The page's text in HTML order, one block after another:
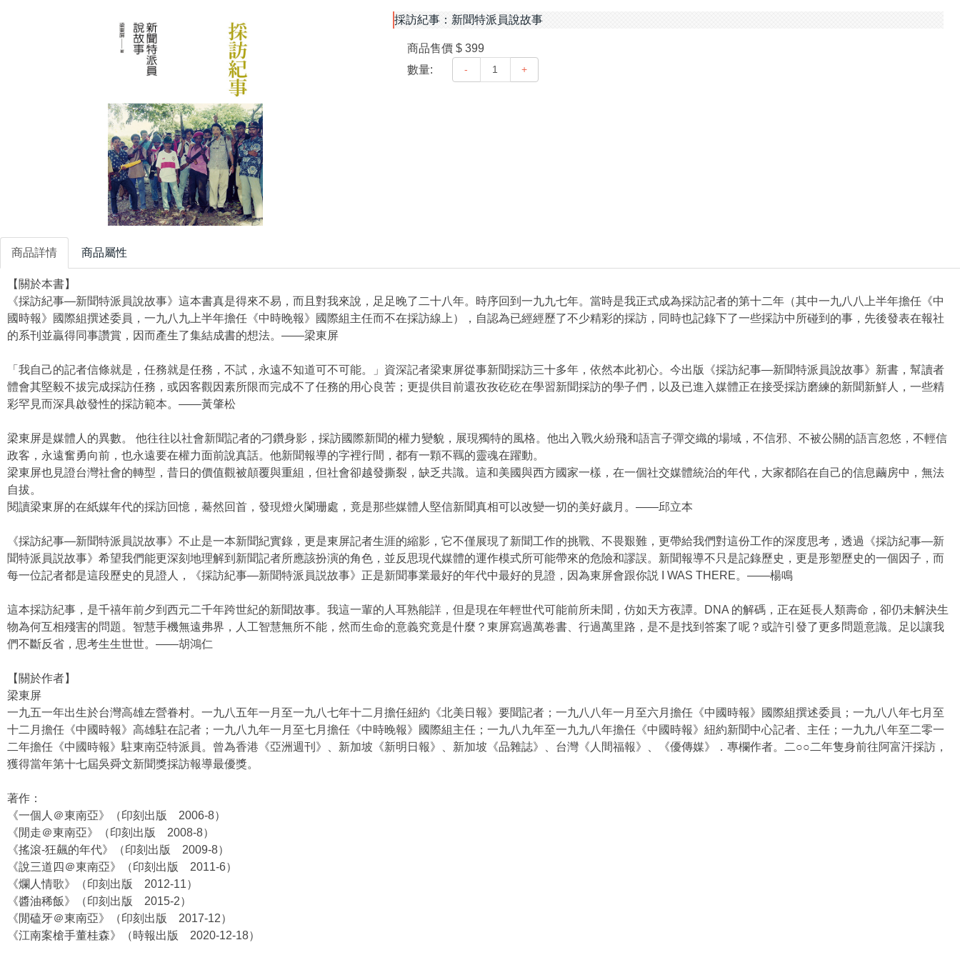
採訪紀事：新聞特派員說故事
商品售價 $ 399
數量:
- +
商品詳情 商品屬性
【關於本書】
《採訪紀事—新聞特派員說故事》這本書真是得來不易，而且對我來說，足足晚了二十八年。時序回到一九九七年。當時是我正式成為採訪記者的第十二年（其中一九八八上半年擔任《中
國時報》國際組撰述委員，一九八九上半年擔任《中時晚報》國際組主任而不在採訪線上），自認為已經經歷了不少精彩的採訪，同時也記錄下了一些採訪中所碰到的事，先後發表在報社
的系刊並贏得同事讚賞，因而產生了集結成書的想法。——梁東屏
「我自己的記者信條就是，任務就是任務，不試，永遠不知道可不可能。」資深記者梁東屏從事新聞採訪三十多年，依然本此初心。今出版《採訪紀事—新聞特派員說故事》新書，幫讀者
體會其堅毅不拔完成採訪任務，或因客觀因素所限而完成不了任務的用心良苦；更提供目前還孜孜矻矻在學習新聞採訪的學子們，以及已進入媒體正在接受採訪磨練的新聞新鮮人，一些精
彩罕見而深具啟發性的採訪範本。——黃肇松
梁東屏是媒體人的異數。 他往往以社會新聞記者的刁鑽身影，採訪國際新聞的權力變貌，展現獨特的風格。他出入戰火紛飛和語言子彈交織的場域，不信邪、不被公關的語言忽悠，不輕信
政客，永遠奮勇向前，也永遠要在權力面前說真話。他新聞報導的字裡行間，都有一顆不羈的靈魂在躍動。
梁東屏也見證台灣社會的轉型，昔日的價值觀被顛覆與重組，但社會卻越發撕裂，缺乏共識。這和美國與西方國家一樣，在一個社交媒體統治的年代，大家都陷在自己的信息繭房中，無法
自拔。
閱讀梁東屏的在紙媒年代的採訪回憶，驀然回首，發現燈火闌珊處，竟是那些媒體人堅信新聞真相可以改變一切的美好歲月。——邱立本
《採訪紀事—新聞特派員説故事》不止是一本新聞紀實錄，更是東屏記者生涯的縮影，它不僅展現了新聞工作的挑戰、不畏艱難，更帶給我們對這份工作的深度思考，透過《採訪紀事—新
聞特派員説故事》希望我們能更深刻地理解到新聞記者所應該扮演的角色，並反思現代媒體的運作模式所可能帶來的危險和謬誤。新聞報導不只是記錄歷史，更是形塑歷史的一個因子，而
每一位記者都是這段歷史的見證人，《採訪紀事—新聞特派員説故事》正是新聞事業最好的年代中最好的見證，因為東屏會跟你説 I WAS THERE。——楊鳴
這本採訪紀事，是千禧年前夕到西元二千年跨世紀的新聞故事。我這一輩的人耳熟能詳，但是現在年輕世代可能前所未聞，仿如天方夜譚。DNA 的解碼，正在延長人類壽命，卻仍未解決生
物為何互相殘害的問題。智慧手機無遠弗界，人工智慧無所不能，然而生命的意義究竟是什麼？東屏寫過萬卷書、行過萬里路，是不是找到答案了呢？或許引發了更多問題意識。足以讓我
們不斷反省，思考生生世世。——胡鴻仁
【關於作者】
梁東屏
一九五一年出生於台灣高雄左營眷村。一九八五年一月至一九八七年十二月擔任紐約《北美日報》要聞記者；一九八八年一月至六月擔任《中國時報》國際組撰述委員；一九八八年七月至
十二月擔任《中國時報》高雄駐在記者；一九八九年一月至七月擔任《中時晚報》國際組主任；一九八九年至一九九八年擔任《中國時報》紐約新聞中心記者、主任；一九九八年至二零一
二年擔任《中國時報》駐東南亞特派員。曾為香港《亞洲週刊》、新加坡《新明日報》、新加坡《品雜誌》、台灣《人間福報》、《優傳媒》．專欄作者。二○○二年隻身前往阿富汗採訪，
獲得當年第十七屆吳舜文新聞獎採訪報導最優獎。
著作：
《一個人＠東南亞》（印刻出版 2006-8）
《閒走＠東南亞》（印刻出版 2008-8）
《搖滾-狂飆的年代》（印刻出版 2009-8）
《說三道四＠東南亞》（印刻出版 2011-6）
《爛人情歌》（印刻出版 2012-11）
《醬油稀飯》（印刻出版 2015-2）
《閒磕牙＠東南亞》（印刻出版 2017-12）
《江南案槍手董桂森》（時報出版 2020-12-18）